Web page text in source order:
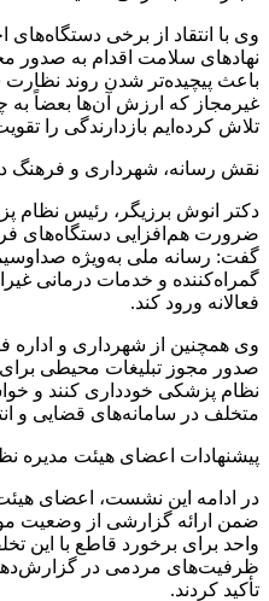
وی با انتقاد از برخی دستگاه‌های
نهادهای سلامت اقدام به صدور
باعث پیچیده‌تر شدن روند نظارت
غیرمجاز که ارزش آن‌ها بعضاً به
تلاش کرده‌ایم بازدارندگی را
نقش رسانه، شهرداری و فرهنگ
دکتر انوش برزیگر، رئیس نظام
ضرورت هم‌افزایی دستگاه‌های
گفت: رسانه ملی به‌ویژه صداوسیما
گمراه‌کننده و خدمات درمانی
فعالانه ورود کند.
وی همچنین از شهرداری و اداره
صدور مجوز تبلیغات محیطی برای
نظام پزشکی خودداری کنند و
متخلف در سامانه‌های قضایی و
پیشنهادات اعضای هیئت مدیره
در ادامه این نشست، اعضای
ضمن ارائه گزارشی از وضعیت
واحد برای برخورد قاطع با این
ظرفیت‌های مردمی در
تأکید کردند.